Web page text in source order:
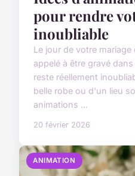
pour rendre
inoubliable
Le jour de votre
appelé à être gravé
reste réellement
belle robe ou d'un lieu
animations ...
20 février 2026
ANIMATION